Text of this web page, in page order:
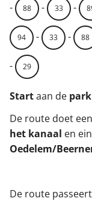
- 88 - 33 -
94 - 33 - 88
- 29
Startaan de
De route doet
het kanaal en
Oedelem/
De route